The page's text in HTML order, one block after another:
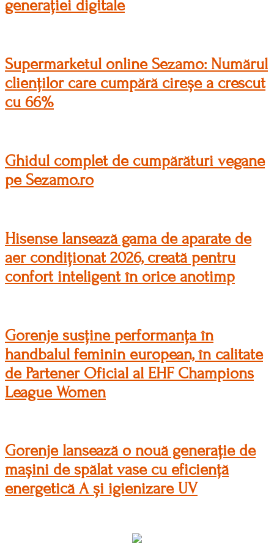
generației digitale
Supermarketul online Sezamo: Numărul
clienților care cumpără cireșe a crescut
cu 66%
Ghidul complet de cumpărături vegane
pe Sezamo.ro
Hisense lansează gama de aparate de
aer condiționat 2026, creată pentru
confort inteligent în orice anotimp
Gorenje susține performanța în
handbalul feminin european, în calitate
de Partener Oficial al EHF Champions
League Women
Gorenje lansează o nouă generație de
mașini de spălat vase cu eficiență
energetică A și igienizare UV